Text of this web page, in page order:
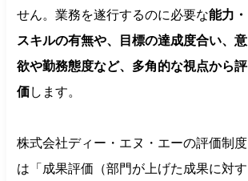
せん。業務を遂行するのに必要な能力・
スキルの有無や、目標の達成度合い、意
欲や勤務態度など、多角的な視点から評
価します。
株式会社ディー・エヌ・エーの評価制度
は「成果評価（部門が上げた成果に対す